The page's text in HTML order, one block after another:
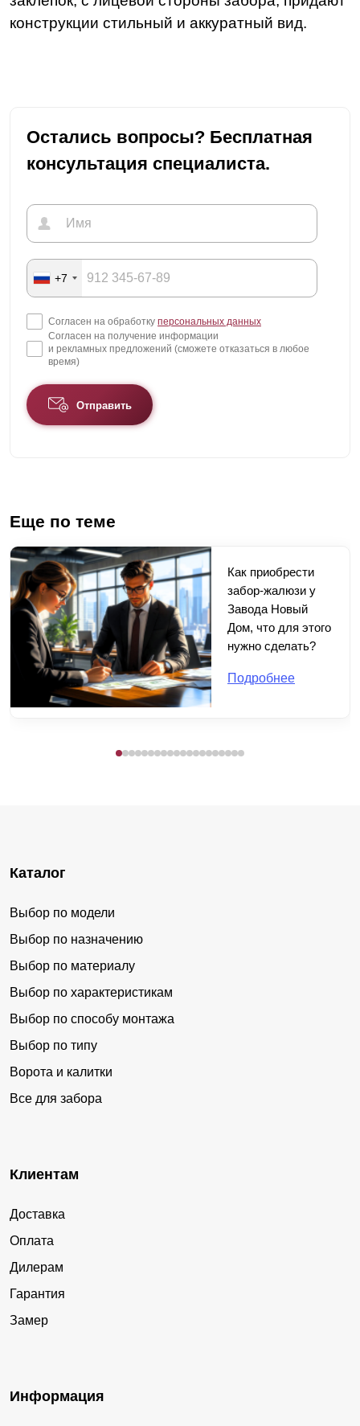
конструкции стильный и аккуратный вид.
Остались вопросы? Бесплатная
консультация специалиста.
+7
Согласен на обработку персональных данных
Согласен на получение информации
и рекламных предложений (сможете отказаться в любое
время)
Отправить
Еще по теме
Как приобрести
забор-жалюзи у
Завода Новый
Дом, что для этого
нужно сделать?
Подробнее
Каталог
Выбор по модели
Выбор по назначению
Выбор по материалу
Выбор по характеристикам
Выбор по способу монтажа
Выбор по типу
Ворота и калитки
Все для забора
Клиентам
Доставка
Оплата
Дилерам
Гарантия
Замер
Информация